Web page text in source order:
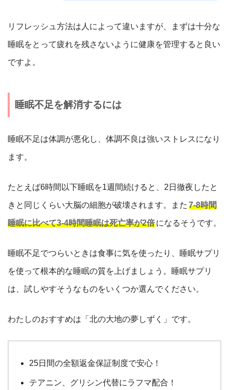
リフレッシュ方法は人によって違いますが、まずは十分な
睡眠をとって疲れを残さないように健康を管理すると良い
ですよ。
睡眠不足を解消するには
睡眠不足は体調が悪化し、体調不良は強いストレスになり
ます。
たとえば6時間以下睡眠を1週間続けると、2日徹夜したと
きと同じくらい大脳の細胞が破壊されます。また 7-8時間
睡眠に比べて3-4時間睡眠は死亡率が2倍になるそうです。
睡眠不足でつらいときは食事に気を使ったり、睡眠サプリ
を使って根本的な睡眠の質を上げましょう。睡眠サプリ
は、試しやすそうなものをいくつか選んでください。
わたしのおすすめは「北の大地の夢しずく」です。
25日間の全額返金保証制度で安心！
テアニン、グリシン代替にラフマ配合！